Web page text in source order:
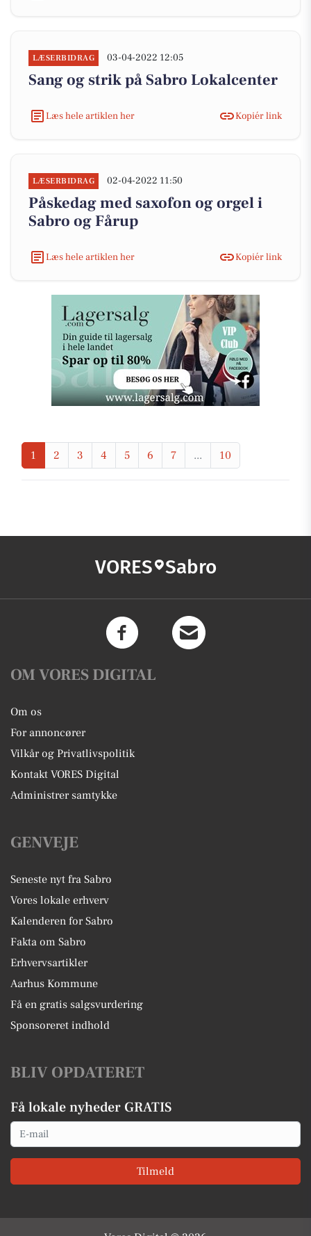
LÆSERBIDRAG 03-04-2022 12:05
Sang og strik på Sabro Lokalcenter
Læs hele artiklen her Kopiér link
LÆSERBIDRAG 02-04-2022 11:50
Påskedag med saxofon og orgel i
Sabro og Fårup
Læs hele artiklen her Kopiér link
1 2 3 4 5 6 7 ... 10
VORES Sabro
OM VORES DIGITAL
Om os
For annoncører
Vilkår og Privatlivspolitik
Kontakt VORES Digital
Administrer samtykke
GENVEJE
Seneste nyt fra Sabro
Vores lokale erhverv
Kalenderen for Sabro
Fakta om Sabro
Erhvervsartikler
Aarhus Kommune
Få en gratis salgsvurdering
Sponsoreret indhold
BLIV OPDATERET
Få lokale nyheder GRATIS
Email
Tilmeld